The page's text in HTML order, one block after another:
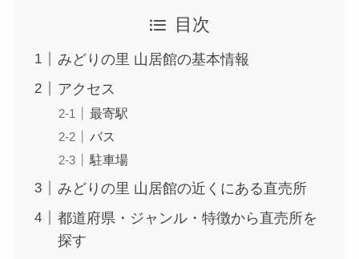
目次
みどりの里 山居館の基本情報
アクセス
最寄駅
バス
駐車場
みどりの里 山居館の近くにある直売所
都道府県・ジャンル・特徴から直売所を
探す